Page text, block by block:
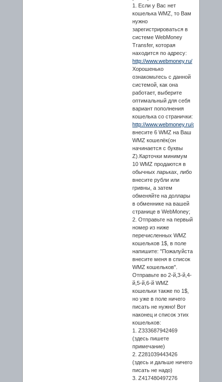
1. Если у Вас нет
кошелька WMZ, то Вам
нужно
зарегистрироваться в
системе WebMoney
Transfer, которая
находится по адресу:
http://www.webmoney.ru/
Хорошенько
ознакомьтесь с данной
системой, как она
работает, выберите
оптимальный для себя
вариант пополнения
кошелька со странички:
http://www.webmoney.ru/
внесите 6 WMZ на Ваш
WMZ кошелёк(он
начинается с буквы
Z).Карточки минимум
10 WMZ продаются в
обычных ларьках, либо
внесите рубли или
гривны, а затем
обменяйте на доллары
в обменнике на вашей
странице в WebMoney;
2. Отправьте на первый
номер из ниже
перечисленных WMZ
кошельков 1$, в поле
напишите: "Пожалуйста
внесите меня в список
WMZ кошельков".
Отправьте во 2-й,3-й,4-
й,5-й,6-й WMZ
кошельки также по 1$,
но уже в поле ничего
писать не нужно! Вот
наконец и список этих
кошельков:
1. Z333687942469
(здесь пишете
примечание)
2. Z281039443426
(здесь и дальше ничего
писать не надо)
3. Z417480497276